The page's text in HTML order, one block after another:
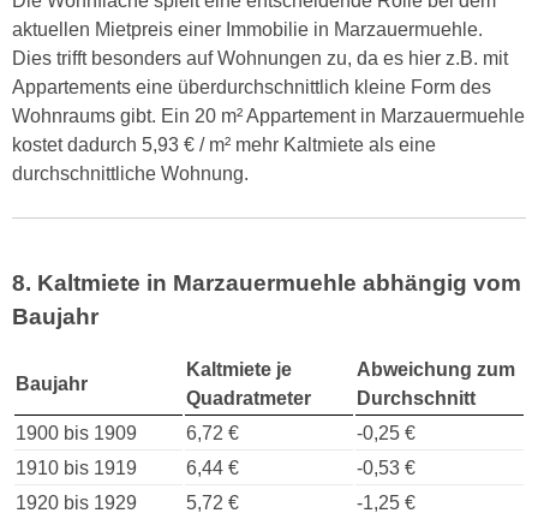
aktuellen Mietpreis einer Immobilie in Marzauermuehle.
Dies trifft besonders auf Wohnungen zu, da es hier z.B. mit
Appartements eine überdurchschnittlich kleine Form des
Wohnraums gibt. Ein 20 m² Appartement in Marzauermuehle
kostet dadurch 5,93 € / m² mehr Kaltmiete als eine
durchschnittliche Wohnung.
8. Kaltmiete in Marzauermuehle abhängig vom
Baujahr
Baujahr
Kaltmiete je
Quadratmeter
Abweichung zum
Durchschnitt
1900 bis 1909
6,72 €
-0,25 €
1910 bis 1919
6,44 €
-0,53 €
1920 bis 1929
5,72 €
-1,25 €